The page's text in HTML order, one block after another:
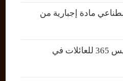
مادة إجبارية من
أفضل عروض تفعيل أوفيس 365 للعائلات في